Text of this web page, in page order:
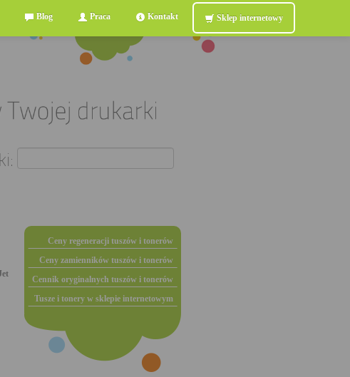
Blog Praca Kontakt Sklep internetowy
Ceny regeneracji tuszów i tonerów
Ceny zamienników tuszów i tonerów
Cennik oryginalnych tuszów i tonerów
Tusze i tonery w sklepie internetowym